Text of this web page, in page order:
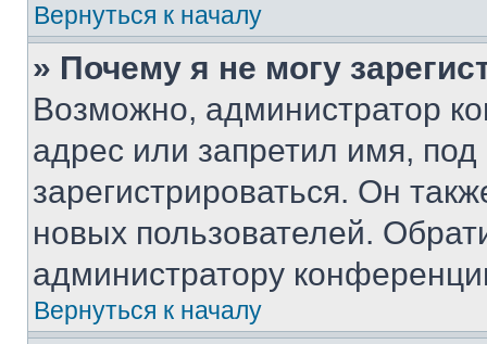
Вернуться к началу
» Почему я не могу
Возможно, администратор
адрес или запретил имя,
зарегистрироваться. Он
новых пользователей.
администратору
Вернуться к началу